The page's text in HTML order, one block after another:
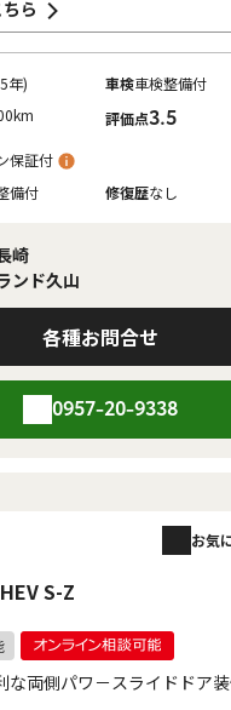
ら
年) 車検車検整備付
評価点3.5
保証付
備付 修復歴なし
崎
ンド久山
各種お問合せ
0957-20-9338
S-Z
お気
な両側パワ－スライドドア